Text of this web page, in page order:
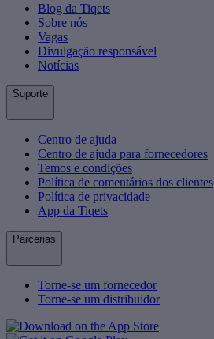
Blog da Tiqets
Sobre nós
Vagas
Divulgação responsável
Notícias
Suporte
Centro de ajuda
Centro de ajuda para fornecedores
Temos e condições
Política de comentários dos clientes
Política de privacidade
App da Tiqets
Parcerias
Torne-se um fornecedor
Torne-se um distribuidor